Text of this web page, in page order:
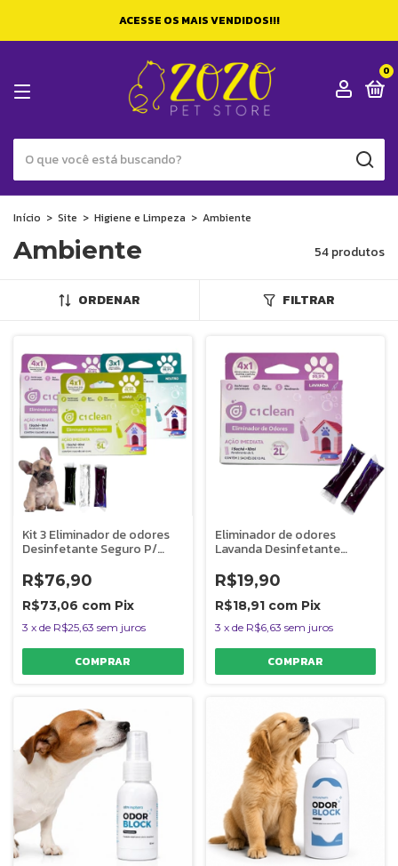
ACESSE OS MAIS VENDIDOS!!!
0
Início > Site > Higiene e Limpeza > Ambiente
Ambiente 54 produtos
ORDENAR FILTRAR
Kit 3 Eliminador de odores
Desinfetante Seguro P/
R$76,90
R$73,06 com Pix
3 x de R$25,63 sem juros
Eliminador de odores
Lavanda Desinfetante
Rende 2L
R$19,90
R$18,91 com Pix
3 x de R$6,63 sem juros